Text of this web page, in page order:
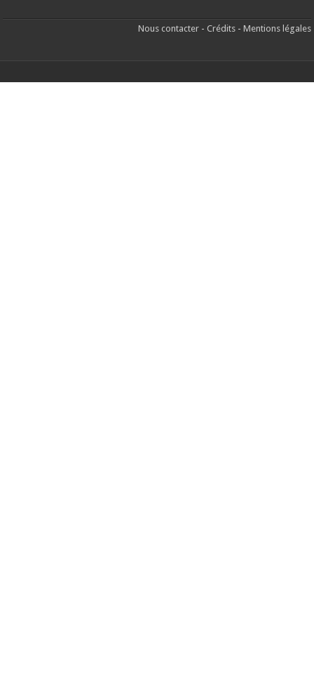
Nous contacter- Crédits- Mentions légales